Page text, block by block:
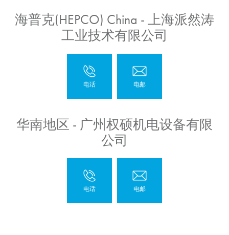
海普克(HEPCO) China - 上海派然涛
工业技术有限公司
华南地区 - 广州权硕机电设备有限
公司